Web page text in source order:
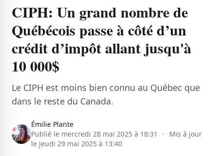
CIPH: Un grand nombre de
Québécois passe à côté d’un
crédit d’impôt allant jusqu'à
10 000$
Le CIPH est moins bien connu au Québec que
dans le reste du Canada.
Émilie Plante
Publié le mercredi 28 mai 2025 à 18:31
·
Mis à jour
le jeudi 29 mai 2025 à 13:40